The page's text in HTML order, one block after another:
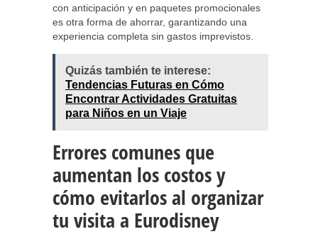
con anticipación y en paquetes promocionales
es otra forma de ahorrar, garantizando una
experiencia completa sin gastos imprevistos.
Quizás también te interese:
Tendencias Futuras en Cómo
Encontrar Actividades Gratuitas
para Niños en un Viaje
Errores comunes que
aumentan los costos y
cómo evitarlos al organizar
tu visita a Eurodisney